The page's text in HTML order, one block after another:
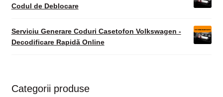
Codul de Deblocare
Serviciu Generare Coduri Casetofon Volkswagen -
Decodificare Rapidă Online
Categorii produse